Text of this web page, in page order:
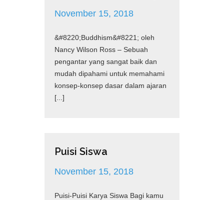
November 15, 2018
&#8220;Buddhism&#8221; oleh
Nancy Wilson Ross – Sebuah
pengantar yang sangat baik dan
mudah dipahami untuk memahami
konsep-konsep dasar dalam ajaran
[...]
Puisi Siswa
November 15, 2018
Puisi-Puisi Karya Siswa Bagi kamu